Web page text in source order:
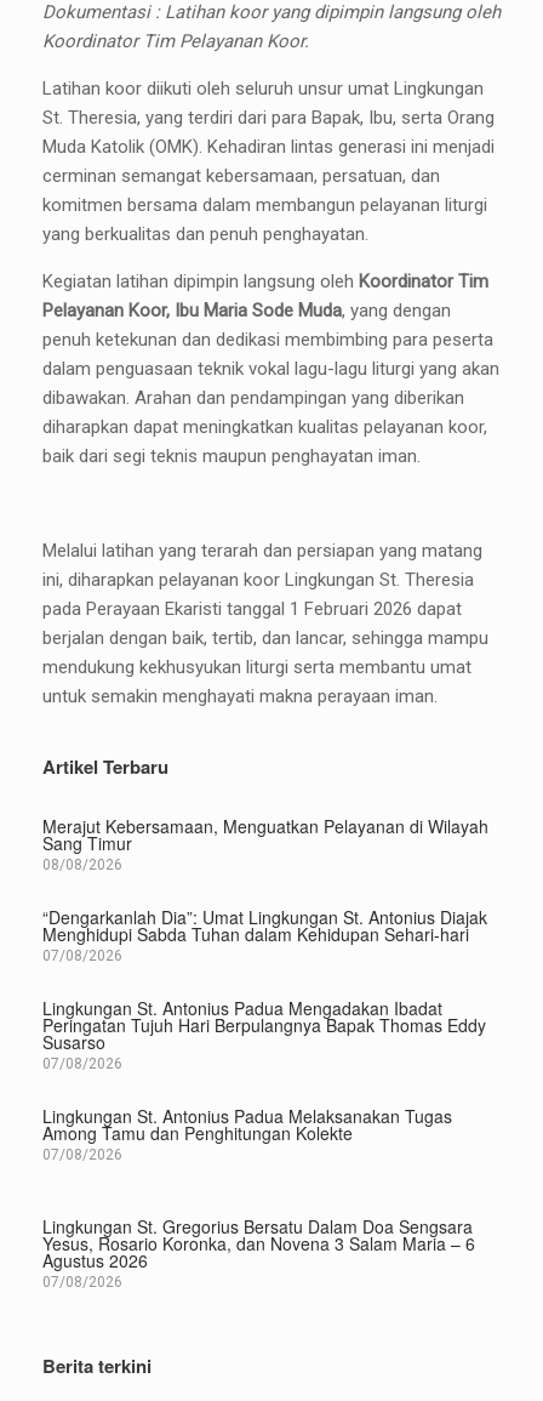
Dokumentasi : Latihan koor yang dipimpin langsung oleh
Koordinator Tim Pelayanan Koor.
Latihan koor diikuti oleh seluruh unsur umat Lingkungan
St. Theresia, yang terdiri dari para Bapak, Ibu, serta Orang
Muda Katolik (OMK). Kehadiran lintas generasi ini menjadi
cerminan semangat kebersamaan, persatuan, dan
komitmen bersama dalam membangun pelayanan liturgi
yang berkualitas dan penuh penghayatan.
Kegiatan latihan dipimpin langsung oleh Koordinator Tim
Pelayanan Koor, Ibu Maria Sode Muda, yang dengan
penuh ketekunan dan dedikasi membimbing para peserta
dalam penguasaan teknik vokal lagu-lagu liturgi yang akan
dibawakan. Arahan dan pendampingan yang diberikan
diharapkan dapat meningkatkan kualitas pelayanan koor,
baik dari segi teknis maupun penghayatan iman.
Melalui latihan yang terarah dan persiapan yang matang
ini, diharapkan pelayanan koor Lingkungan St. Theresia
pada Perayaan Ekaristi tanggal 1 Februari 2026 dapat
berjalan dengan baik, tertib, dan lancar, sehingga mampu
mendukung kekhusyukan liturgi serta membantu umat
untuk semakin menghayati makna perayaan iman.
Artikel Terbaru
Merajut Kebersamaan, Menguatkan Pelayanan di Wilayah
Sang Timur
08/08/2026
“Dengarkanlah Dia”: Umat Lingkungan St. Antonius Diajak
Menghidupi Sabda Tuhan dalam Kehidupan Sehari-hari
07/08/2026
Lingkungan St. Antonius Padua Mengadakan Ibadat
Peringatan Tujuh Hari Berpulangnya Bapak Thomas Eddy
Susarso
07/08/2026
Lingkungan St. Antonius Padua Melaksanakan Tugas
Among Tamu dan Penghitungan Kolekte
07/08/2026
Lingkungan St. Gregorius Bersatu Dalam Doa Sengsara
Yesus, Rosario Koronka, dan Novena 3 Salam Maria – 6
Agustus 2026
07/08/2026
Berita terkini